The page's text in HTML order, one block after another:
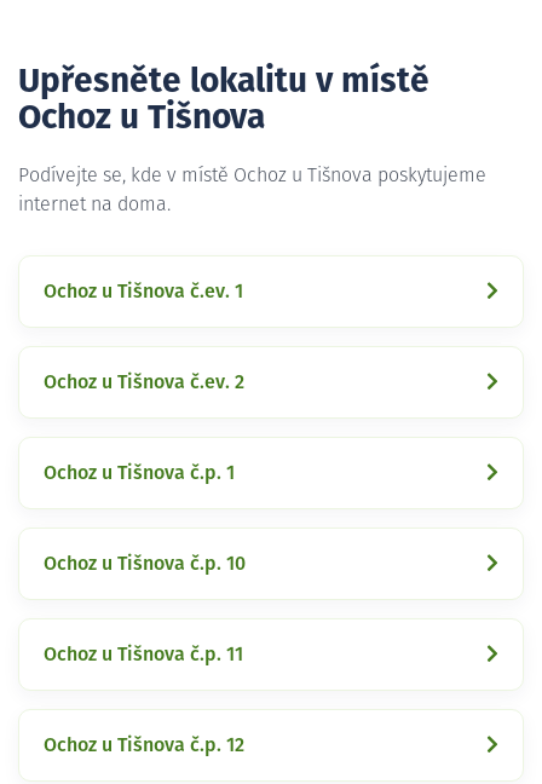
Upřesněte lokalitu v místě
Ochoz u Tišnova
Podívejte se, kde v místě Ochoz u Tišnova poskytujeme
internet na doma.
Ochoz u Tišnova č.ev. 1
Ochoz u Tišnova č.ev. 2
Ochoz u Tišnova č.p. 1
Ochoz u Tišnova č.p. 10
Ochoz u Tišnova č.p. 11
Ochoz u Tišnova č.p. 12